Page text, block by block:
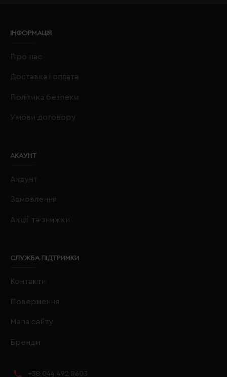
ІНФОРМАЦІЯ
Про нас
Доставка і оплата
Політика безпеки
Умови договору
АКАУНТ
Акаунт
Замовлення
Акції та знижки
СЛУЖБА ПІДТРИМКИ
Контакти
Повернення
Мапа сайту
Бренди
+38 044 492 8603